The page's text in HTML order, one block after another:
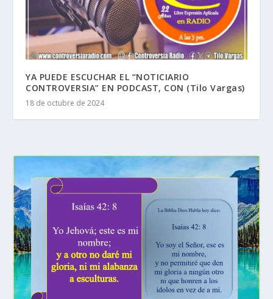
YA PUEDE ESCUCHAR EL “NOTICIARIO
CONTROVERSIA” EN PODCAST, CON (Tilo Vargas)
18 de octubre de 2024